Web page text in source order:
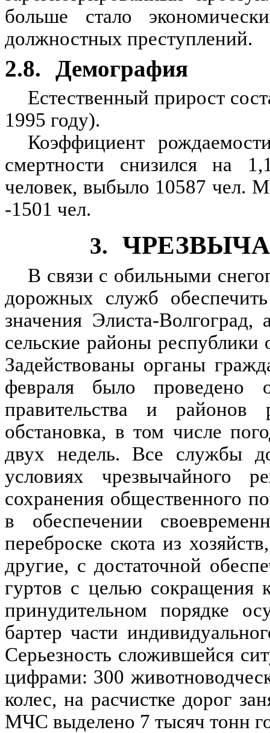
больше стало
должностных преступлений.
2.8. Демография
Естественный прирост
1995 году).
Коэффициент
смертности снизился на
человек, выбыло 10587 чел.
-1501 чел.
3.
В связи с обильными
дорожных служб
значения Элиста-
сельские районы
Задействованы органы
февраля было проведено
правительства и
обстановка, в том числе
двух недель. Все службы
условиях чрезвычайного
сохранения общественного
в обеспечении
переброске скота из
другие, с достаточной
гуртов с целью сокращения
принудительном порядке
бартер части
Серьезность сложившейся
цифрами: 300
колес, на расчистке дорог
МЧС выделено 7 тысяч тонн